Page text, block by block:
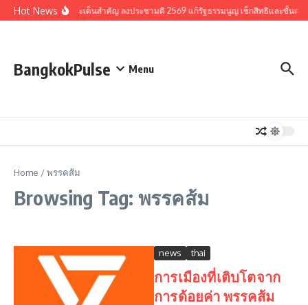
Skip to content
Hot Newsรวมประเด็นสำคัญ ลงประชามติ 2569 แก้รัฐธรรมนูญ เช็กสิทธิและขั้นตอ
BangkokPulse Menu
Home /พรรคส้ม
Browsing Tag: พรรคส้ม
news thai
การเมืองที่เติบโตจาก
การด้อยค่า พรรคส้ม